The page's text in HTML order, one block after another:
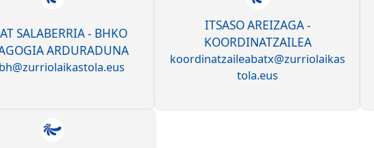
SALABERRIA - BHKO
ARDURADUNA
ITSASO AREIZAGA -
KOORDINATZAILEA
koordinatzaileabatx@zurriolaikas
tola.eus